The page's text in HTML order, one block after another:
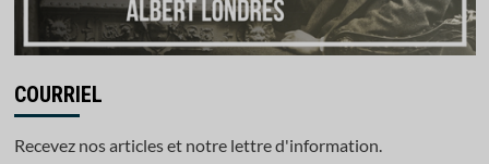
COURRIEL
Recevez nos articles et notre lettre d'information.